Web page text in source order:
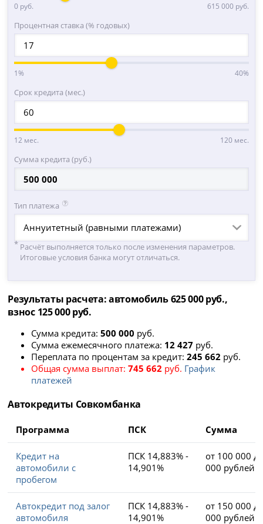
0 руб. 615 000 руб.
Процентная ставка (% годовых)
1% 40%
Срок кредита (мес.)
12 мес. 120 мес.
Сумма кредита (руб.)
Тип платежа
Аннуитетный (равными платежами)
Расчёт выполняется только после изменения параметров.
Итоговые условия банка могут отличаться.
Результаты расчета: автомобиль 625 000 руб.,
взнос 125 000 руб.
Сумма кредита:500 000 руб.
Сумма ежемесячного платежа: 12 427 руб.
Переплата по процентам за кредит:245 662 руб.
Общая сумма выплат:745 662 руб. График
платежей
Автокредиты Совкомбанка
Программа ПСК Сумма
Кредит на
автомобили с
пробегом
ПСК 14,883% -
14,901%
от 100 000
000 рублей
Автокредит под залог
автомобиля
ПСК 14,883% -
14,901%
от 150 000
000 рублей